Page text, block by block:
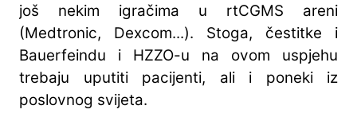
još nekim igračima u rtCGMS areni
(Medtronic, Dexcom...). Stoga, čestitke i
Bauerfeindu i HZZO-u na ovom uspjehu
trebaju uputiti pacijenti, ali i poneki iz
poslovnog svijeta.